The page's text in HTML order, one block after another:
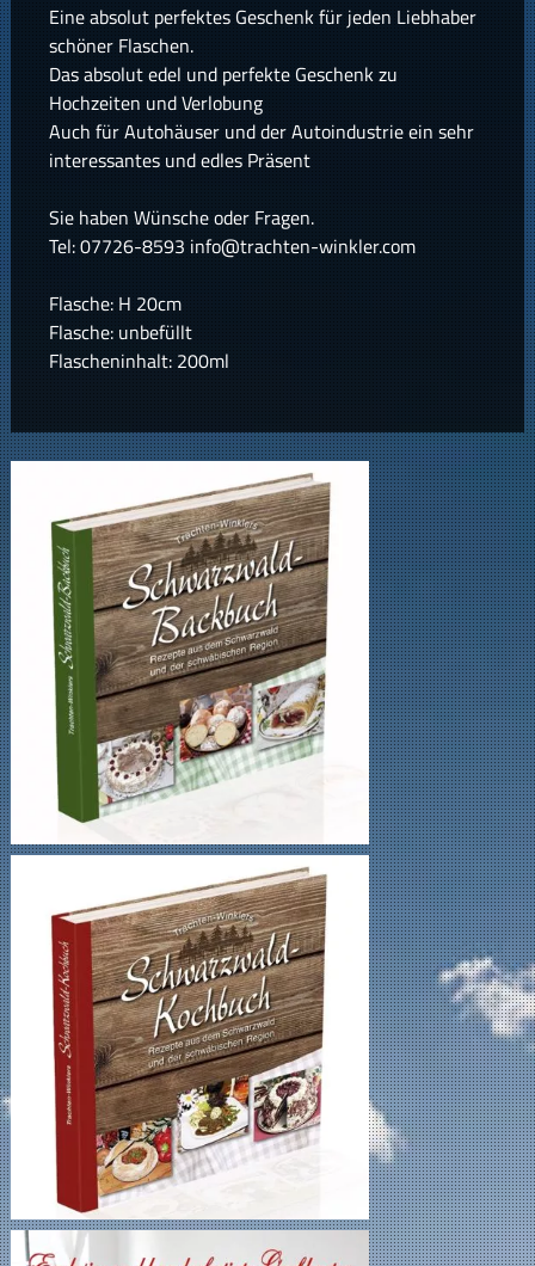
Eine absolut perfektes Geschenk für jeden Liebhaber
schöner Flaschen.
Das absolut edel und perfekte Geschenk zu
Hochzeiten und Verlobung
Auch für Autohäuser und der Autoindustrie ein sehr
interessantes und edles Präsent
Sie haben Wünsche oder Fragen.
Tel: 07726-8593 info@trachten-winkler.com
Flasche: H 20cm
Flasche: unbefüllt
Flascheninhalt: 200ml